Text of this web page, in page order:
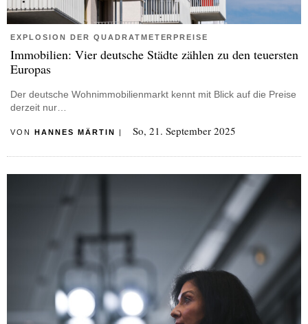
EXPLOSION DER QUADRATMETERPREISE
Immobilien: Vier deutsche Städte zählen zu den teuersten
Europas
Der deutsche Wohnimmobilienmarkt kennt mit Blick auf die Preise
derzeit nur…
VON HANNES MÄRTIN | So, 21. September 2025